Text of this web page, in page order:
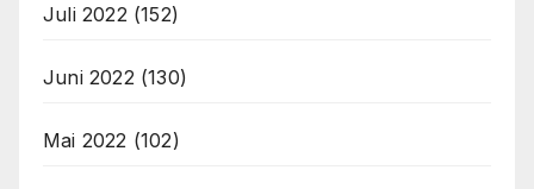
Juli 2022 (152)
Juni 2022 (130)
Mai 2022 (102)